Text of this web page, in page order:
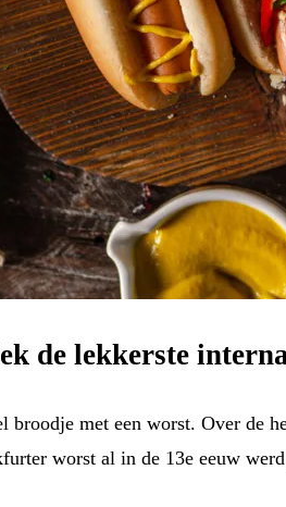
de lekkerste
broodje met een worst. Over
worst al in de 13e eeuw